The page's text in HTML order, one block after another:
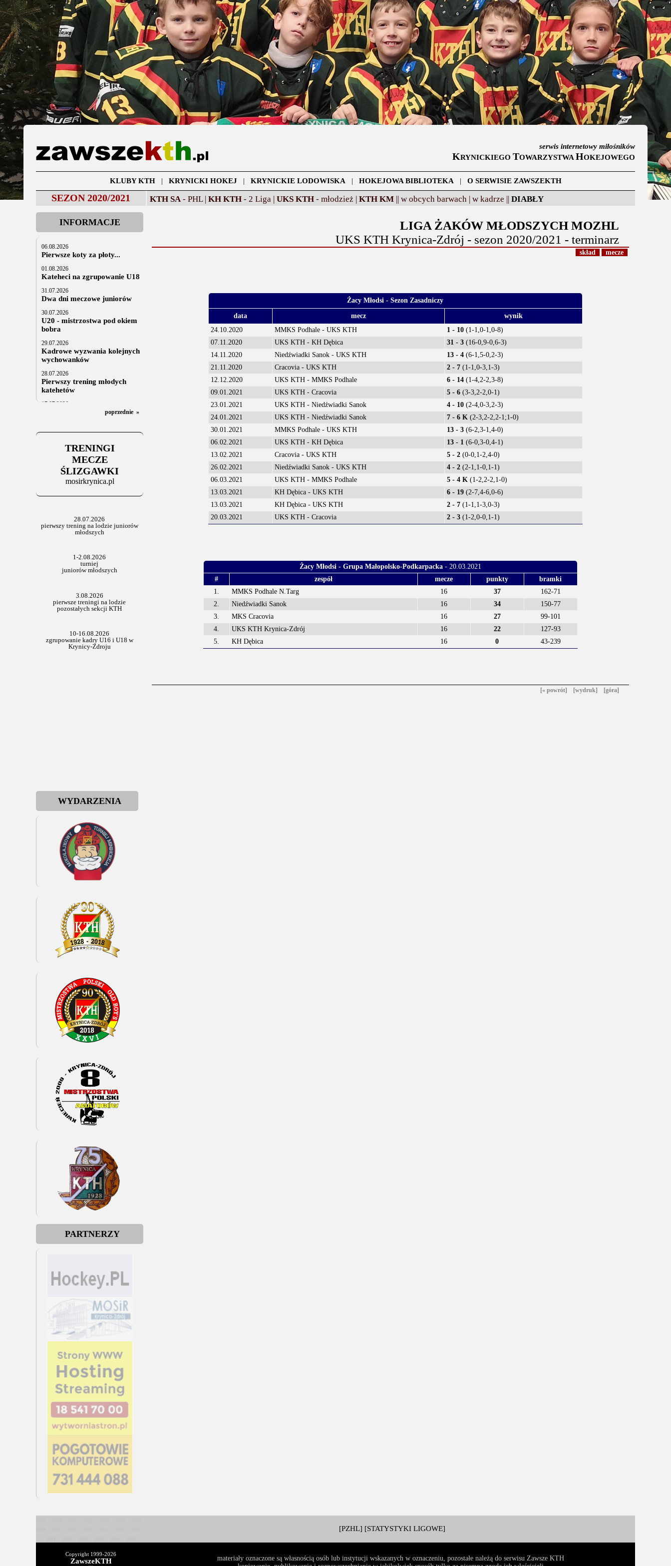
serwis internetowy miłośników
KRYNICKIEGO TOWARZYSTWA HOKEJOWEGO
KLUBY KTH| KRYNICKI HOKEJ | KRYNICKIE LODOWISKA | HOKEJOWA BIBLIOTEKA | O SERWISIE ZAWSZEKTH
SEZON 2020/2021 KTH SA - PHL | KH KTH - 2 Liga | UKS KTH - młodzież | KTH KM || w obcych barwach | w kadrze || DIABŁY
INFORMACJE
06.08.2026
Pierwsze koty za płoty...
01.08.2026
Kateheci na zgrupowanie U18
31.07.2026
Dwa dni meczowe juniorów
30.07.2026
U20 - mistrzostwa pod okiem
bobra
29.07.2026
Kadrowe wyzwania kolejnych
wychowanków
28.07.2026
Pierwszy trening młodych
katehetów
17.07.2026
U20: z kraju i z zagranicy
Za trzy tygodnie na lód
06.07.2025
Stowarzyszenie po Walnym
poprzednie »
TRENINGI
MECZE
ŚLIZGAWKI
mosirkrynica.pl
WYDARZENIA
PARTNERZY
LIGA ŻAKÓW MŁODSZYCH MOZHL
UKS KTH Krynica-Zdrój - sezon 2020/2021 - terminarz
skład mecze
Żacy Młodsi - Sezon Zasadniczy
data mecz
wynik
24.10.2020
MMKS Podhale - UKS KTH 1 - 10(1-1,0-1,0-8)
07.11.2020
UKS KTH - KH Dębica 31 - 3(16-0,9-0,6-3)
14.11.2020
Niedźwiadki Sanok - UKS KTH 13 - 4(6-1,5-0,2-3)
21.11.2020
Cracovia - UKS KTH 2 - 7(1-1,0-3,1-3)
12.12.2020
UKS KTH - MMKS Podhale 6 - 14(1-4,2-2,3-8)
09.01.2021
UKS KTH - Cracovia 5 - 6(3-3,2-2,0-1)
23.01.2021
UKS KTH - Niedźwiadki Sanok 4 - 10(2-4,0-3,2-3)
24.01.2021
UKS KTH - Niedźwiadki Sanok 7 - 6 K(2-3,2-2,2-1;1-0)
30.01.2021
MMKS Podhale - UKS KTH 13 - 3(6-2,3-1,4-0)
06.02.2021
UKS KTH - KH Dębica 13 - 1(6-0,3-0,4-1)
13.02.2021
Cracovia - UKS KTH 5 - 2(0-0,1-2,4-0)
26.02.2021
Niedźwiadki Sanok - UKS KTH 4 - 2(2-1,1-0,1-1)
06.03.2021
UKS KTH - MMKS Podhale 5 - 4 K(1-2,2-2,1-0)
13.03.2021
KH Dębica - UKS KTH 6 - 19(2-7,4-6,0-6)
13.03.2021
KH Dębica - UKS KTH 2 - 7(1-1,1-3,0-3)
20.03.2021
UKS KTH - Cracovia 2 - 3(1-2,0-0,1-1)
Żacy Młodsi - Grupa Małopolsko-Podkarpacka- 20.03.2021
#
zespół mecze punkty
bramki
1.
MMKS Podhale N.Targ 16 37
162-71
2.
Niedźwiadki Sanok 16 34
150-77
3.
MKS Cracovia 16 27
99-101
4.
UKS KTH Krynica-Zdrój 16 22
127-93
5.
KH Dębica 16 0 43-239
[« powrót] [wydruk] [góra]
[PZHL] [STATYSTYKI LIGOWE]
Copyright 1999-2026
ZawszeKTH
materiały oznaczone są własnością osób lub instytucji wskazanych w oznaczeniu, pozostałe należą do serwisu Zawsze KTH